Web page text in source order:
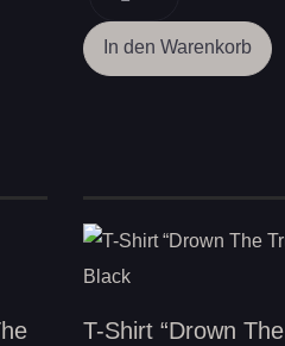
T-Shirt “Drown The